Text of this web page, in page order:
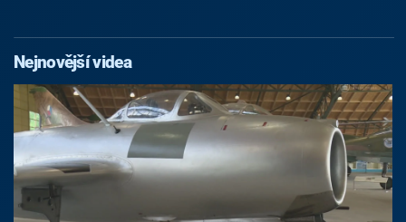
Nejnovější videa